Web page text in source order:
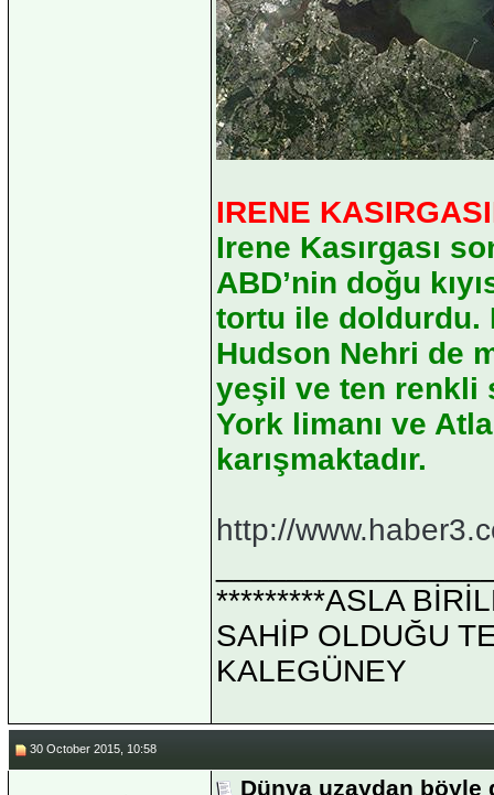
IRENE
Irene Kasırgası
ABD’nin doğu
tortu ile doldurdu.
Hudson Nehri de
yeşil ve ten renkli
York limanı ve
karışmaktadır.
http://
*********ASLA
SAHİP OLDUĞU
KALEGÜNEY
30 October 2015, 10:58
Dünya uzaydan böyle